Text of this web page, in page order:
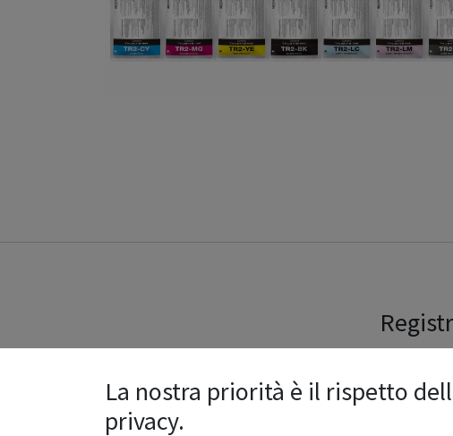
Ragione sociale
La nostra priorità è il rispetto
privacy.